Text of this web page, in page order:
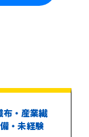
布・産業繊
・未経験